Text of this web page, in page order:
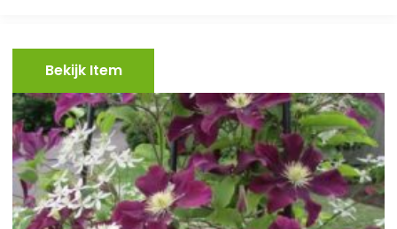
Bekijk Item